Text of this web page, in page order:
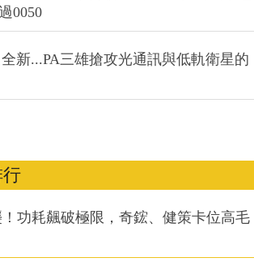
0050
新...PA三雄搶攻光通訊與低軌衛星的
行
功耗飆破極限，奇鋐、健策卡位高毛